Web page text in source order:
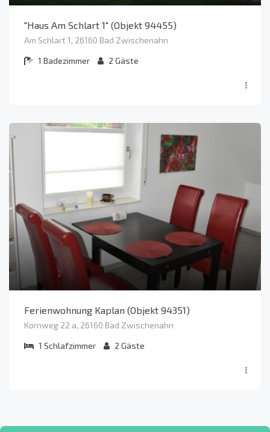
"Haus Am Schlart 1" (Objekt 94455)
Am Schlart 1, 26160 Bad Zwischenahn
1 Badezimmer 2 Gäste
Ferienwohnung Kaplan (Objekt 94351)
Kornweg 22 a, 26160 Bad Zwischenahn
1 Schlafzimmer 2 Gäste